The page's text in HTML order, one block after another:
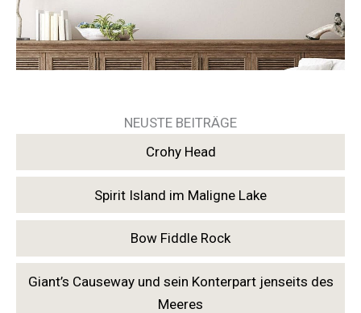
NEUSTE BEITRÄGE
Crohy Head
Spirit Island im Maligne Lake
Bow Fiddle Rock
Giant’s Causeway und sein Konterpart jenseits des
Meeres